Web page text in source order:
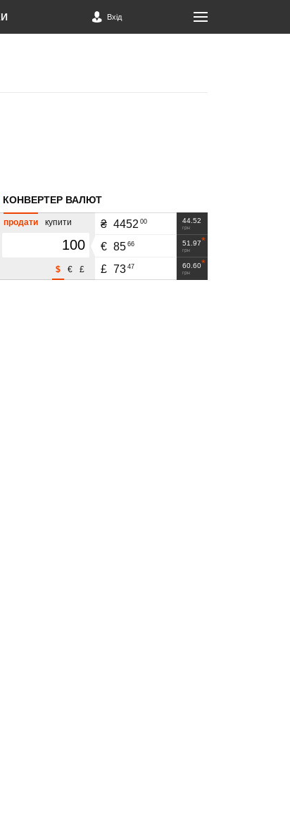
Вхід
КОНВЕРТЕР ВАЛЮТ
продати купити
£
€
$
44.52
грн
₴ 4452 00
51.97
грн
€ 85 66
60.60
грн
£ 73 47